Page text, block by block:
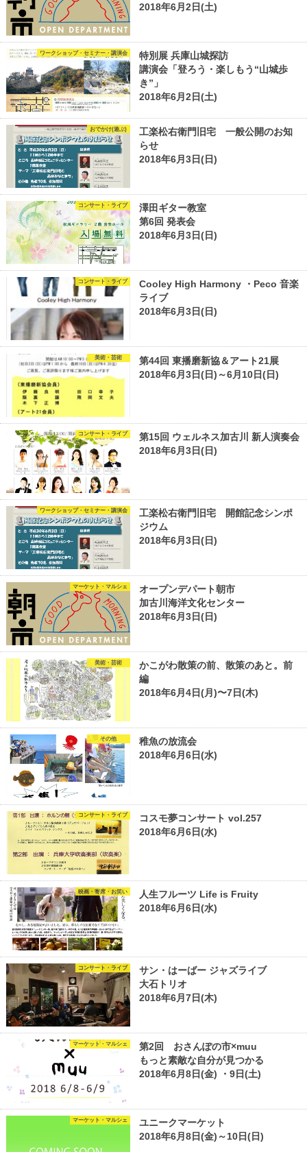
2018年6月2日(土)
ワークショップ・セミナー・講演会
特別展 兵庫山城探訪
講演会「登ろう・楽しもう“山城歩
き”」
2018年6月2日(土)
おでかけ(遊ぶ)
工楽松右衛門旧宅 一般公開のお知
らせ
2018年6月3日(日)
コンサート・ライブ
澤田ギター教室
第6回 発表会
2018年6月3日(日)
コンサート・ライブ
Cooley High Harmony ・Peco 音楽
ライブ
2018年6月3日(日)
美術・芸術
第44回 東播磨新協＆アート21展
2018年6月3日(日)～6月10日(日)
コンサート・ライブ
第15回 ウェルネス加古川 新人演奏会
2018年6月3日(日)
ワークショップ・セミナー・講演会
工楽松右衛門旧宅 開館記念シンポ
ジウム
2018年6月3日(日)
マーケット・マルシェ
オープンデパート朝市
加古川海洋文化センター
2018年6月3日(日)
美術・芸術
かこがわ散策の前、散策のあと。前
編
2018年6月4日(月)〜7日(木)
その他
稚魚の放流会
2018年6月6日(水)
コンサート・ライブ
コスモ夢コンサート vol.257
2018年6月6日(水)
映画・寄席・お笑い
人生フルーツ Life is Fruity
2018年6月6日(水)
コンサート・ライブ
サン・はーばー ジャズライブ
大石トリオ
2018年6月7日(木)
マーケット・マルシェ
第2回 おさんぽの市×muu
もっと素敵な自分が見つかる
2018年6月8日(金) ・9日(土)
マーケット・マルシェ
ユニークマーケット
2018年6月8日(金)～10日(日)